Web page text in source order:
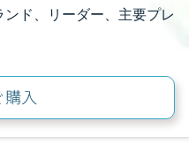
ンド、リーダー、主要プレ